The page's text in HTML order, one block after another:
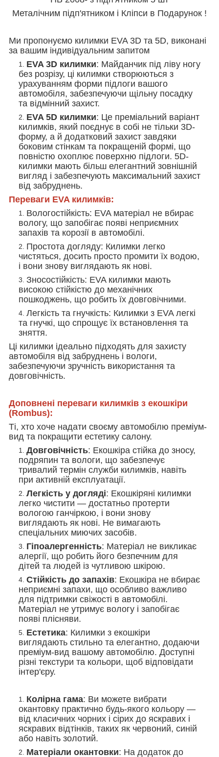
Металічним підп'ятником і Кліпси в Подарунок !
Ми пропонуємо килимки EVA 3D та 5D, виконані
за вашим індивідуальним запитом
EVA 3D килимки: Майданчик під ліву ногу
без розрізу, ці килимки створюються з
урахуванням форми підлоги вашого
автомобіля, забезпечуючи щільну посадку
та відмінний захист.
EVA 5D килимки: Це преміальний варіант
килимків, який поєднує в собі не тільки 3D-
форму, а й додатковий захист завдяки
боковим стінкам та покращеній формі, що
повністю охоплює поверхню підлоги. 5D-
килимки мають більш елегантний зовнішній
вигляд і забезпечують максимальний захист
від забруднень.
Переваги EVA килимків:
Вологостійкість: EVA матеріал не вбирає
вологу, що запобігає появі неприємних
запахів та корозії в автомобілі.
Простота догляду: Килимки легко
чистяться, досить просто промити їх водою,
і вони знову виглядають як нові.
Зносостійкість: EVA килимки мають
високою стійкістю до механічних
пошкоджень, що робить їх довговічними.
Легкість та гнучкість: Килимки з EVA легкі
та гнучкі, що спрощує їх встановлення та
зняття.
Ці килимки ідеально підходять для захисту
автомобіля від забруднень і вологи,
забезпечуючи зручність використання та
довговічність.
Доповнені переваги килимків з екошкіри
(Rombus):
Ті, хто хоче надати своєму автомобілю преміум-
вид та покращити естетику салону.
Довговічність: Екошкіра стійка до зносу,
подряпин та вологи, що забезпечує
тривалий термін служби килимків, навіть
при активній експлуатації.
Легкість у догляді: Екошкіряні килимки
легко чистити — достатньо протерти
вологою ганчіркою, і вони знову
виглядають як нові. Не вимагають
спеціальних миючих засобів.
Гіпоалергенність: Матеріал не викликає
алергії, що робить його безпечним для
дітей та людей із чутливою шкірою.
Стійкість до запахів: Екошкіра не вбирає
неприємні запахи, що особливо важливо
для підтримки свіжості в автомобілі.
Матеріал не утримує вологу і запобігає
появі плісняви.
Естетика: Килимки з екошкіри
виглядають стильно та елегантно, додаючи
преміум-вид вашому автомобілю. Доступні
різні текстури та кольори, щоб відповідати
інтер'єру.
Колірна гама: Ви можете вибрати
окантовку практично будь-якого кольору —
від класичних чорних і сірих до яскравих і
яскравих відтінків, таких як червоний, синій
або навіть золотий.
Матеріали окантовки: На додаток до